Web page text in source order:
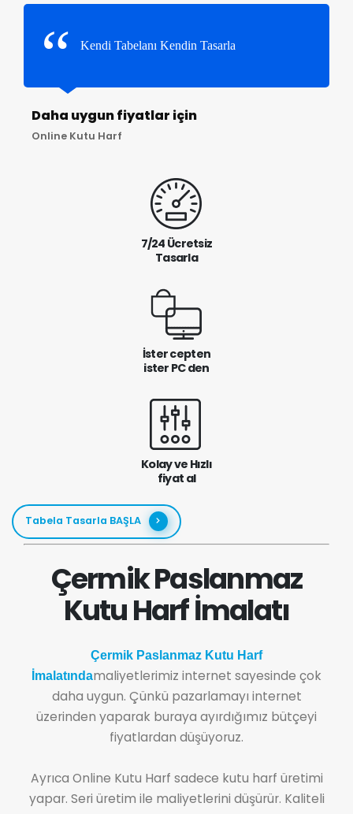
Kendi Tabelanı Kendin Tasarla
Daha uygun fiyatlar için
Online Kutu Harf
7/24 Ücretsiz
Tasarla
İster cepten
ister PC den
Kolay ve Hızlı
fiyat al
Tabela Tasarla BAŞLA
Çermik Paslanmaz
Kutu Harf İmalatı
Çermik Paslanmaz Kutu Harf
İmalatındamaliyetlerimiz internet sayesinde çok
daha uygun. Çünkü pazarlamayı internet
üzerinden yaparak buraya ayırdığımız bütçeyi
fiyatlardan düşüyoruz.
Ayrıca Online Kutu Harf sadece kutu harf üretimi
yapar. Seri üretim ile maliyetlerini düşürür. Kaliteli